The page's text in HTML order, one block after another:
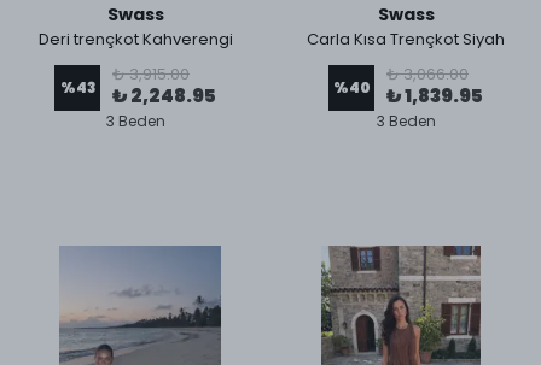
Swass
Deri trençkot Kahverengi
%43
₺ 3,915.00
₺ 2,248.95
3 Beden
Swass
Carla Kısa Trençkot Siyah
%40
₺ 3,066.00
₺ 1,839.95
3 Beden